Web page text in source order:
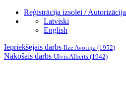
Reģistrācija izsolei / Autorizācija
Latviski
English
Iepriekšējais darbs Ilze Avotiņa (1952)
Nākošais darbs Ulvis Alberts (1942)